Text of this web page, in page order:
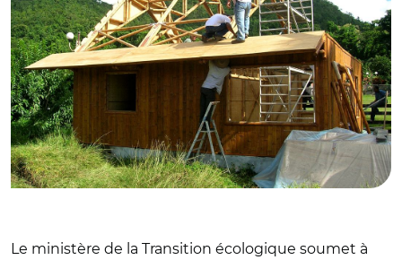
Le ministère de la Transition écologique soumet à